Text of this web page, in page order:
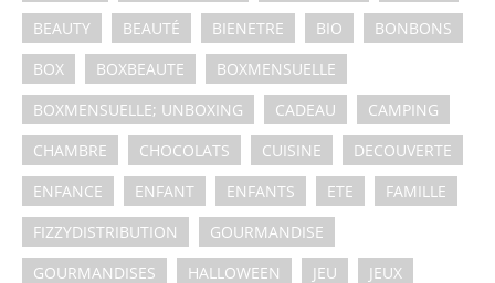
BEAUTY
BEAUTÉ BIENETRE BIO
BONBONS
BOX
BOXBEAUTE
BOXMENSUELLE
BOXMENSUELLE; UNBOXING
CADEAU
CAMPING
CHAMBRE
CHOCOLATS CUISINE
DECOUVERTE
ENFANCE
ENFANT ENFANTS ETE
FAMILLE
FIZZYDISTRIBUTION
GOURMANDISE
GOURMANDISES
HALLOWEEN JEU JEUX